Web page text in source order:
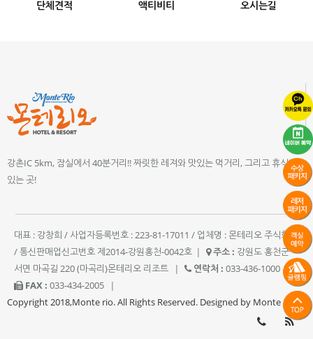
단체견적 액티비티 오시는길
강촌IC 5km, 잠실에서 40분거리!! 짜릿한 레져와 맛있는 먹거리, 그리고 휴식이
있는 곳!
대표 : 강창희 / 사업자등록번호 : 223-81-17011 / 업체명 : 몬테리오 주식회사
/ 통신판매업신고번호 제2014-강원홍천-0042호 | 주소 : 강원도 홍천군
서면 마곡길 220 (마곡리)몬테리오 리조트
| 연락처 : 033-436-1000
|
FAX : 033-434-2005
|
Copyright 2018,Monte rio. All Rights Reserved. Designed by Monte rio.